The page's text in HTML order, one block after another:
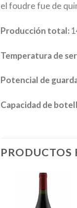
el foudre fue de
Producción total:
Temperatura de
Potencial de
Capacidad de